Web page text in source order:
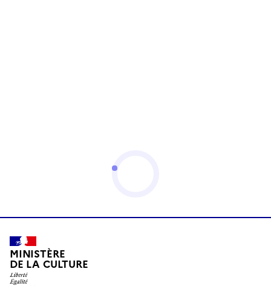
MINISTÈRE
DE LA CULTURE